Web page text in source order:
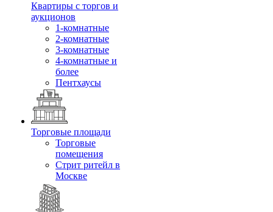
Квартиры с торгов и
аукционов
1-комнатные
2-комнатные
3-комнатные
4-комнатные и
более
Пентхаусы
Торговые площади
Торговые
помещения
Стрит ритейл в
Москве